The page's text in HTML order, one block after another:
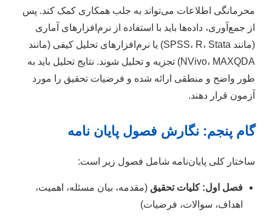
محرمانگی اطلاعات می‌تواند به جلب همکاری کمک کند. پس
از جمع‌آوری، داده‌ها باید با استفاده از نرم‌افزارهای آماری
(مانند SPSS، R، Stata) یا نرم‌افزارهای تحلیل کیفی (مانند
NVivo، MAXQDA) تجزیه و تحلیل شوند. نتایج تحلیل باید به
طور واضح و منطقی ارائه شده و فرضیات تحقیق را مورد
آزمون قرار دهند.
گام پنجم: نگارش فصول پایان نامه
ساختار کلی پایان‌نامه شامل فصول زیر است:
فصل اول: کلیات تحقیق (مقدمه، بیان مسئله، اهمیت،
اهداف، سوالات، فرضیات)